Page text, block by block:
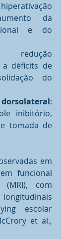
da
e do
a déficits de
do
:
inibitório,
tomada de
em
funcional
(MRI), com
longitudinais
escolar
et al.,